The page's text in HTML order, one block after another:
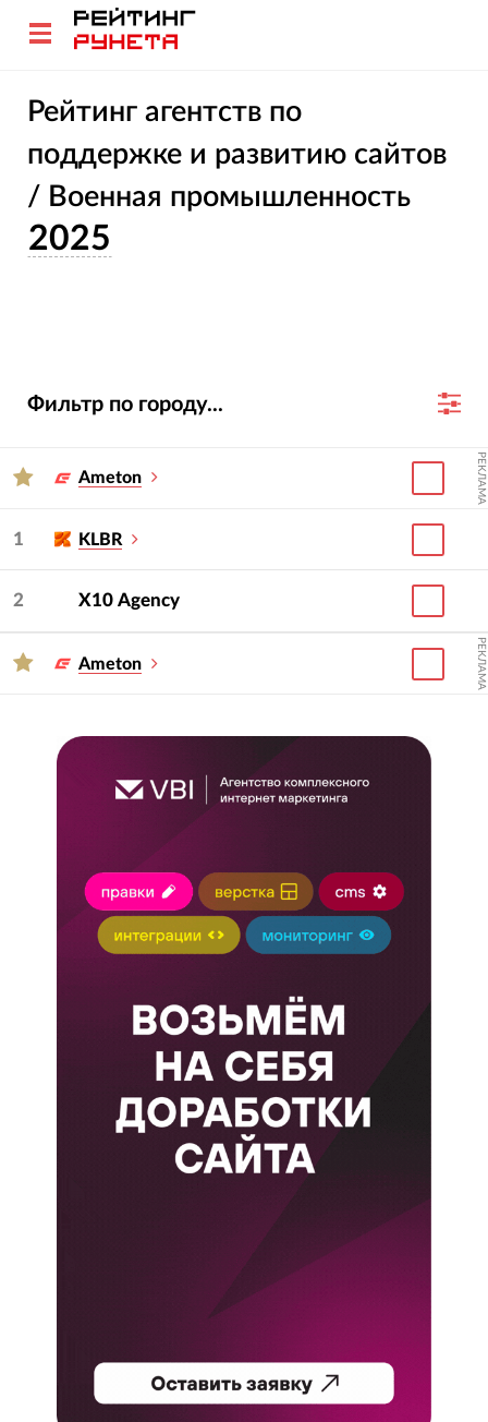
Рейтинг агентств по
поддержке и развитию сайтов
/ Военная промышленность
2025
Фильтр по городу...
Ameton РЕКЛАМА
1 KLBR
2 Х10 Agency
Ameton РЕКЛАМА